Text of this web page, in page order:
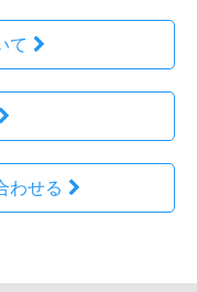
て
わせる